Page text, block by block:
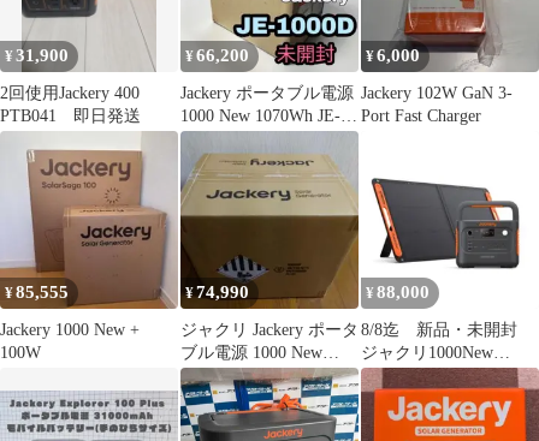
¥31,900
2回使用Jackery 400
PTB041 即日発送
¥66,200
Jackery ポータブル電源
1000 New 1070Wh JE-
1000D
¥6,000
Jackery 102W GaN 3-
Port Fast Charger
¥85,555
Jackery 1000 New +
100W
¥74,990
ジャクリ Jackery ポータ
ブル電源 1000 New
1070Wh
¥ 88,000
8/8迄 新品・未開封
ジャクリ1000New
&100Wソーラーパネル